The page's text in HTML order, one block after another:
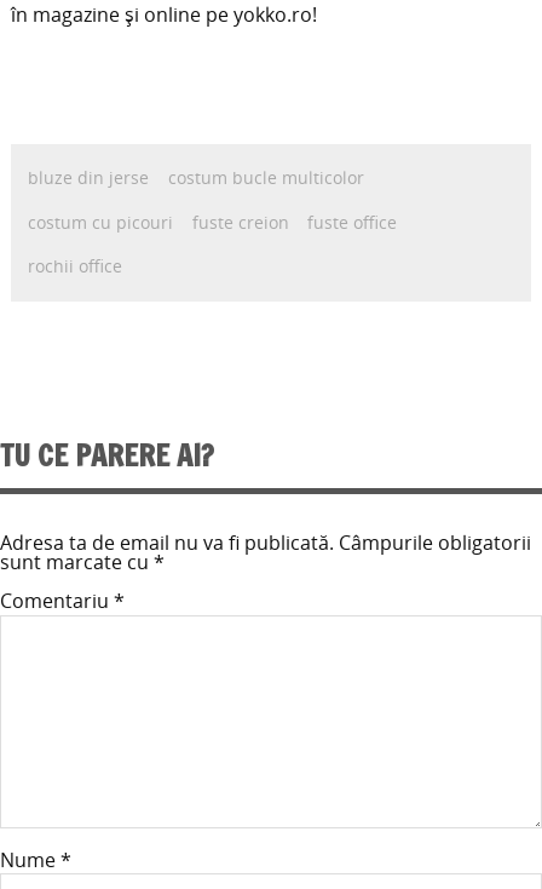
în magazine și online pe yokko.ro!
bluze din jerse
costum bucle multicolor
costum cu picouri
fuste creion
fuste office
rochii office
TU CE PARERE AI?
Adresa ta de email nu va fi publicată. Câmpurile obligatorii
sunt marcate cu *
Comentariu *
Nume*